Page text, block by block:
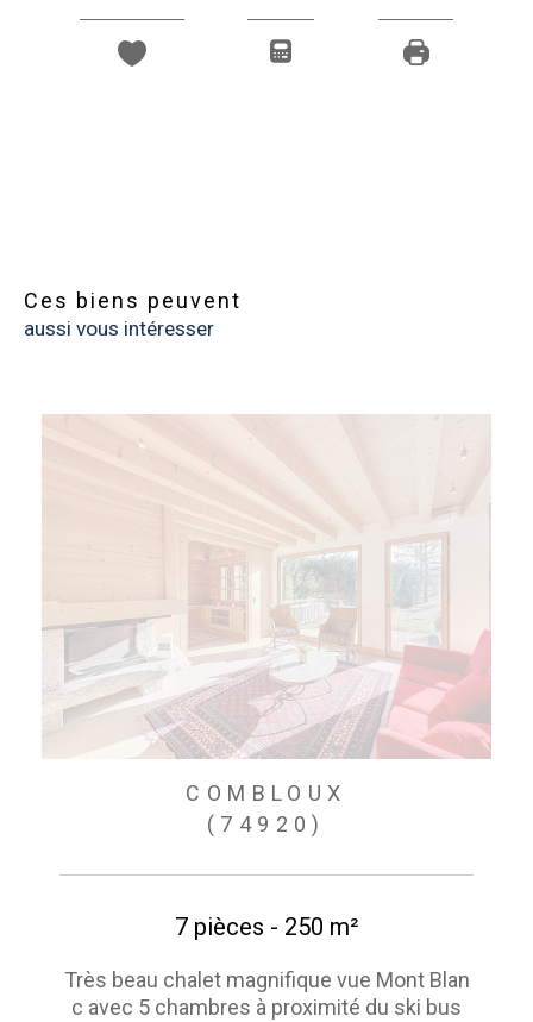
Ces biens peuvent
aussi vous intéresser
COMBLOUX
(74920)
7 pièces - 250 m²
Très beau chalet magnifique vue Mont Blan
c avec 5 chambres à proximité du ski bus